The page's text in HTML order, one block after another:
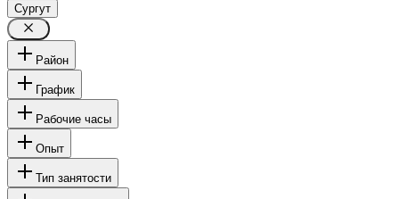
Сургут
Район
График
Рабочие часы
Опыт
Тип занятости